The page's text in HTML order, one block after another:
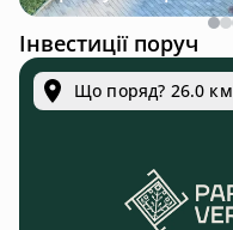
Інвестиції поруч
Що поряд? 26.0 км